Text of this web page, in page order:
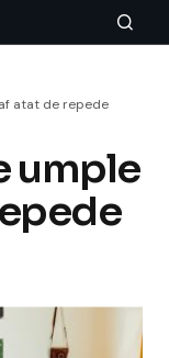
atat de repede
umple